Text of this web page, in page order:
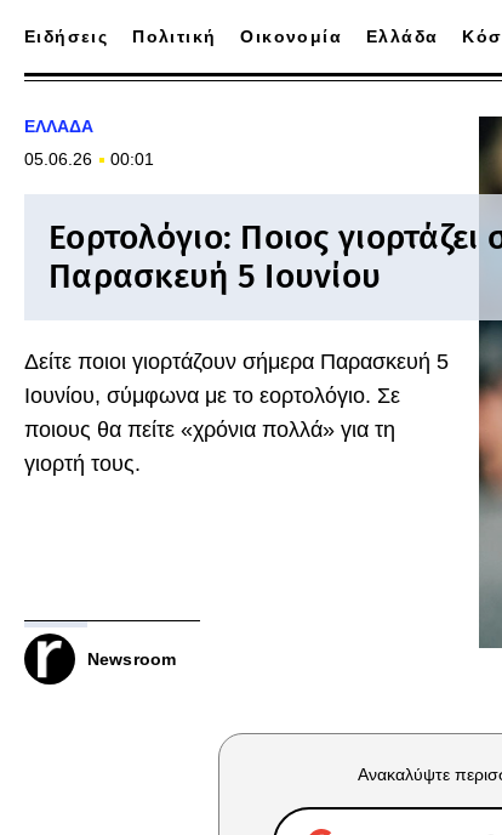
Ειδήσεις Πολιτική Οικονομία Ελλάδα
ΕΛΛΑΔΑ
05.06.26
00:01
Εορτολόγιο: Ποιος γιορτάζει
Παρασκευή 5 Ιουνίου
Δείτε ποιοι γιορτάζουν σήμερα Παρασκευή 5
Ιουνίου, σύμφωνα με το εορτολόγιο. Σε
ποιους θα πείτε «χρόνια πολλά» για τη
γιορτή τους.
Newsroom
Ανακαλύψτε